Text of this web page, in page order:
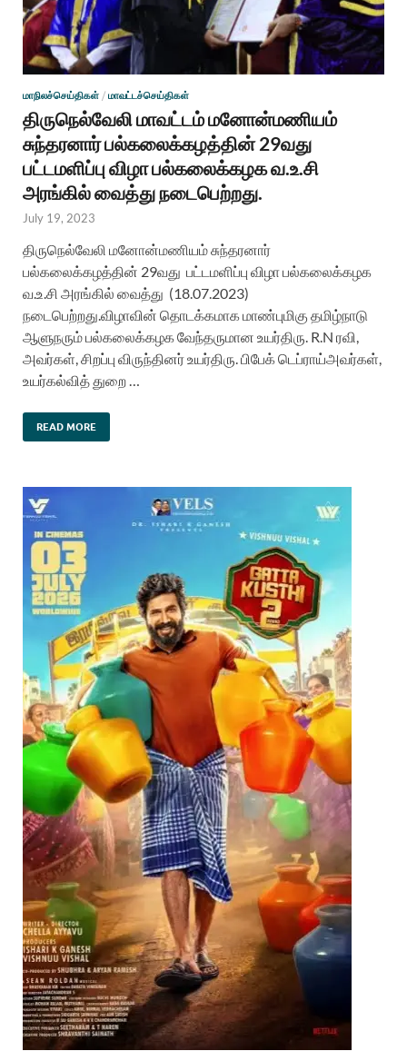
மாநிலச்செய்திகள் / மாவட்டச்செய்திகள்
திருநெல்வேலி மாவட்டம் மனோன்மணியம்
சுந்தரனார் பல்கலைக்கழத்தின் 29வது
பட்டமளிப்பு விழா பல்கலைக்கழக வ.உ.சி
அரங்கில் வைத்து நடைபெற்றது.
July 19, 2023
திருநெல்வேலி மனோன்மணியம் சுந்தரனார்
பல்கலைக்கழத்தின் 29வது பட்டமளிப்பு விழா பல்கலைக்கழக
வ.உ.சி அரங்கில் வைத்து (18.07.2023)
நடைபெற்றது.விழாவின் தொடக்கமாக மாண்புமிகு தமிழ்நாடு
ஆளுநரும் பல்கலைக்கழக வேந்தருமான உயர்திரு. R.N ரவி,
அவர்கள், சிறப்பு விருந்தினர் உயர்திரு. பிபேக் டெப்ராய்அவர்கள்,
உயர்கல்வித் துறை …
READ MORE